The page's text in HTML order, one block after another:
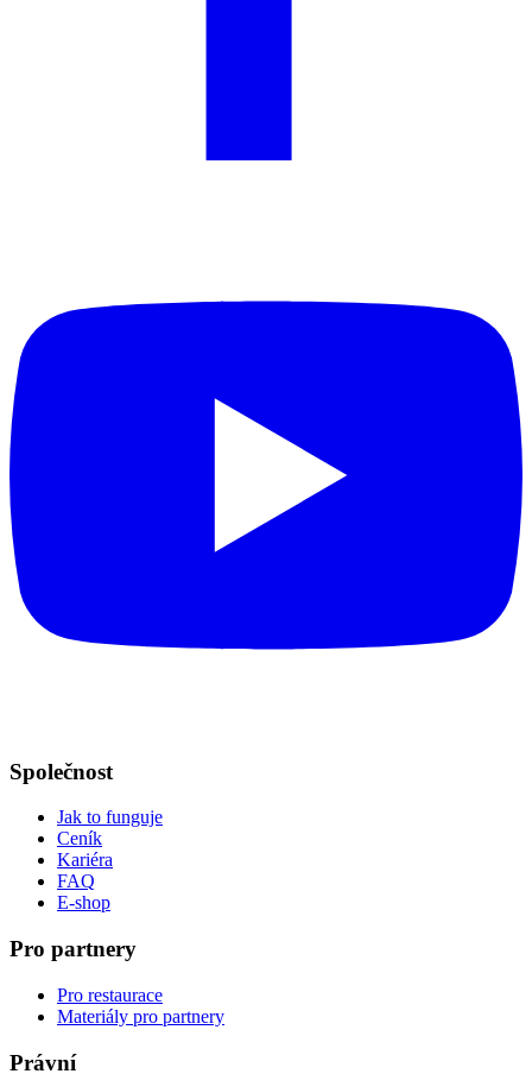
Společnost
Jak to funguje
Ceník
Kariéra
FAQ
E-shop
Pro partnery
Pro restaurace
Materiály pro partnery
Právní